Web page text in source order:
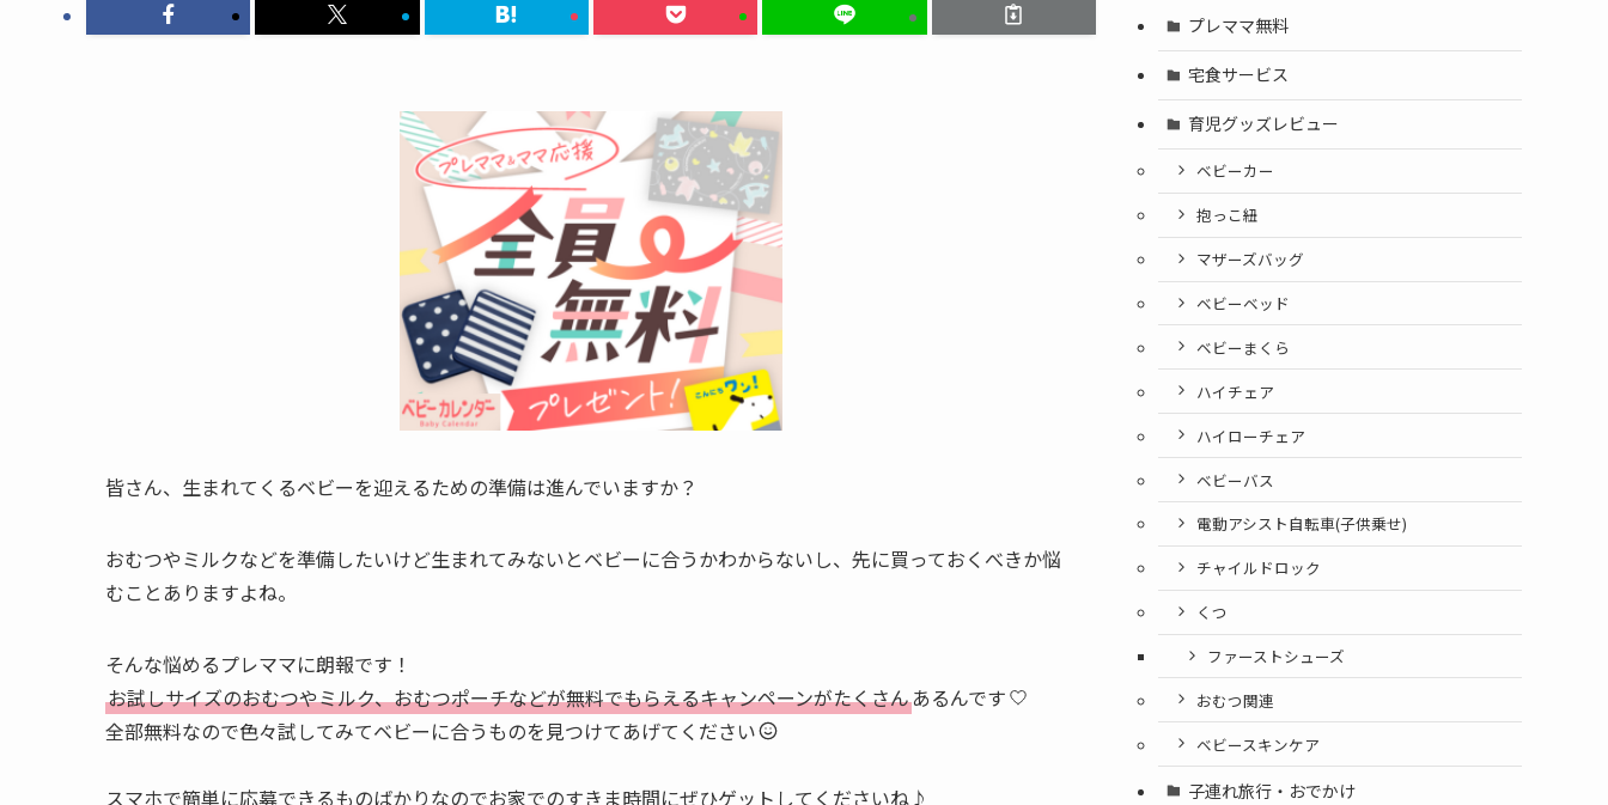
皆さん、生まれてくるベビーを迎えるための準備は進んでいますか？
おむつやミルクなどを準備したいけど生まれてみないとベビーに合うかわからないし、先に買っておくべきか悩
むことありますよね。
そんな悩めるプレママに朗報です！
お試しサイズのおむつやミルク、おむつポーチなどが無料でもらえるキャンペーンがたくさんあるんです
全部無料なので色々試してみてベビーに合うものを見つけてあげてください
スマホで簡単に応募できるものばかりなのでお家でのすきま時間にぜひゲットしてくださいね♪
プレママ無料
宅食サービス
育児グッズレビュー
ベビーカー
抱っこ紐
マザーズバッグ
ベビーベッド
ベビーまくら
ハイチェア
ハイローチェア
ベビーバス
電動アシスト自転車(子供乗せ)
チャイルドロック
くつ
ファーストシューズ
おむつ関連
ベビースキンケア
子連れ旅行・おでかけ